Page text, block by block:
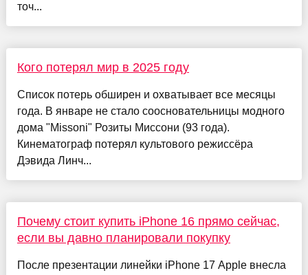
точ...
Кого потерял мир в 2025 году
Список потерь обширен и охватывает все месяцы
года. В январе не стало соосновательницы модного
дома "Missoni" Розиты Миссони (93 года).
Кинематограф потерял культового режиссёра
Дэвида Линч...
Почему стоит купить iPhone 16 прямо сейчас,
если вы давно планировали покупку
После презентации линейки iPhone 17 Apple внесла